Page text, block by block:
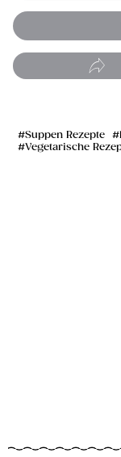
Suppen Rezepte
Vegetarische